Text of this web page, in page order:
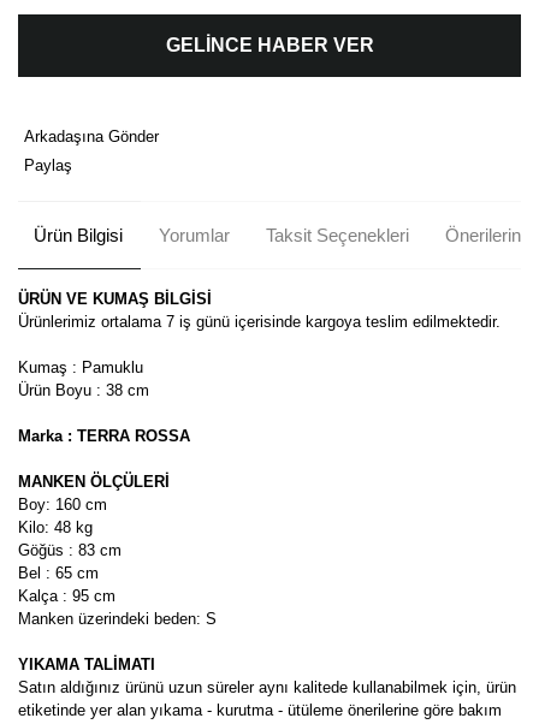
GELİNCE HABER VER
Arkadaşına Gönder
Paylaş
Ürün Bilgisi Yorumlar Taksit Seçenekleri Önerileriniz
ÜRÜN VE KUMAŞ BİLGİSİ
Ürünlerimiz ortalama 7 iş günü içerisinde kargoya teslim edilmektedir.
Kumaş : Pamuklu
Ürün Boyu : 38 cm
Marka : TERRA ROSSA
MANKEN ÖLÇÜLERİ
Boy: 160 cm
Kilo: 48 kg
Göğüs : 83 cm
Bel : 65 cm
Kalça : 95 cm
Manken üzerindeki beden: S
YIKAMA TALİMATI
Satın aldığınız ürünü uzun süreler aynı kalitede kullanabilmek için, ürün
etiketinde yer alan yıkama - kurutma - ütüleme önerilerine göre bakım